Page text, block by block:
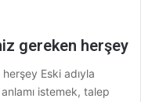
gereken herşey
Eski adıyla
istemek, talep